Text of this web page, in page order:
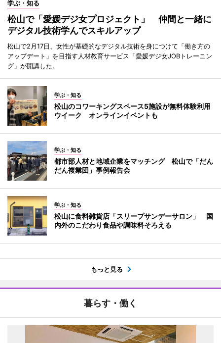
学ぶ・知る
松山で「愛媛デジ女プロジェクト」 仲間と一緒に
デジタル技術学んでスキルアップ
松山で2月17日、女性が基礎的なデジタル技術を身につけて「働き方の
アップデート」を目指す人材教育サービス「愛媛デジ女JOBトレーニン
グ」が開講した。
学ぶ・知る
松山のコワーキングスペース5施設が無料体験利用
ウイーク オンラインイベントも
学ぶ・知る
都市部人材と地域企業をマッチング 松山で「だん
だん複業団」事例報告会
学ぶ・知る
松山に食料雑貨店「スリープサンデーサロン」 国
内外のこだわり食品や調味料そろえる
もっと見る
暮らす・働く